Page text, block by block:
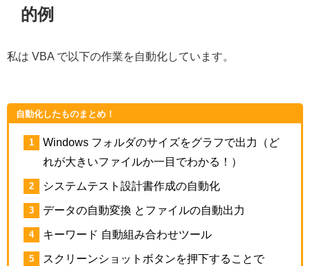
的例
私は VBA で以下の作業を自動化しています。
自動化したものまとめ！
Windows フォルダのサイズをグラフで出力（ど
れが大きいファイルか一目でわかる！）
システムテスト設計書作成の自動化
データの自動変換 とファイルの自動出力
キーワード 自動組み合わせツール
スクリーンショットボタンを押下することで